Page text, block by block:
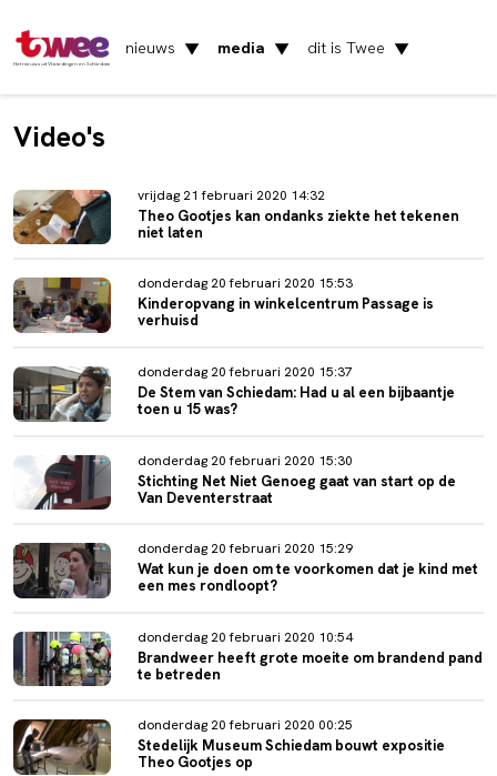
Het nieuws uit Vlaardingen en Schiedam
nieuws ▼ media ▼ dit is Twee ▼
Video's
vrijdag 21 februari 2020 14:32
Theo Gootjes kan ondanks ziekte het tekenen
niet laten
donderdag 20 februari 2020 15:53
Kinderopvang in winkelcentrum Passage is
verhuisd
donderdag 20 februari 2020 15:37
De Stem van Schiedam: Had u al een bijbaantje
toen u 15 was?
donderdag 20 februari 2020 15:30
Stichting Net Niet Genoeg gaat van start op de
Van Deventerstraat
donderdag 20 februari 2020 15:29
Wat kun je doen om te voorkomen dat je kind met
een mes rondloopt?
donderdag 20 februari 2020 10:54
Brandweer heeft grote moeite om brandend pand
te betreden
donderdag 20 februari 2020 00:25
Stedelijk Museum Schiedam bouwt expositie
Theo Gootjes op